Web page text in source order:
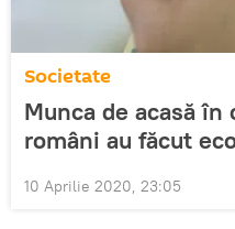
Societate
Munca de acasă în
români au făcut
10 Aprilie 2020, 23:05